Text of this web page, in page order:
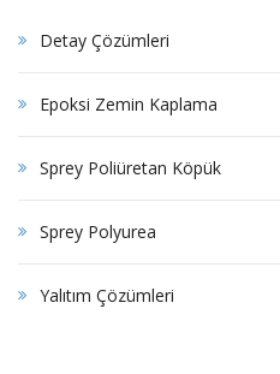
Detay Çözümleri
Epoksi Zemin Kaplama
Sprey Poliüretan Köpük
Sprey Polyurea
Yalıtım Çözümleri